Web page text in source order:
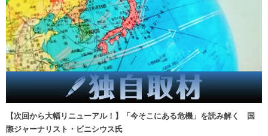
【次回から大幅リニューアル！】「今そこにある危機」を読み解く 国
際ジャーナリスト・ビニシウス氏